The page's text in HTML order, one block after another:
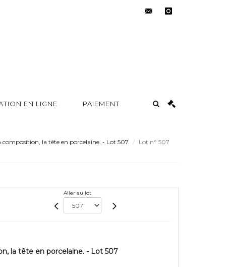
EN LIGNE PAIEMENT
composition, la tête en porcelaine. - Lot 507 Lot n° 507
Aller au lot
la tête en porcelaine. - Lot 507